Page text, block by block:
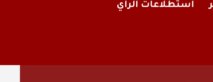
استطلاعات الرأي